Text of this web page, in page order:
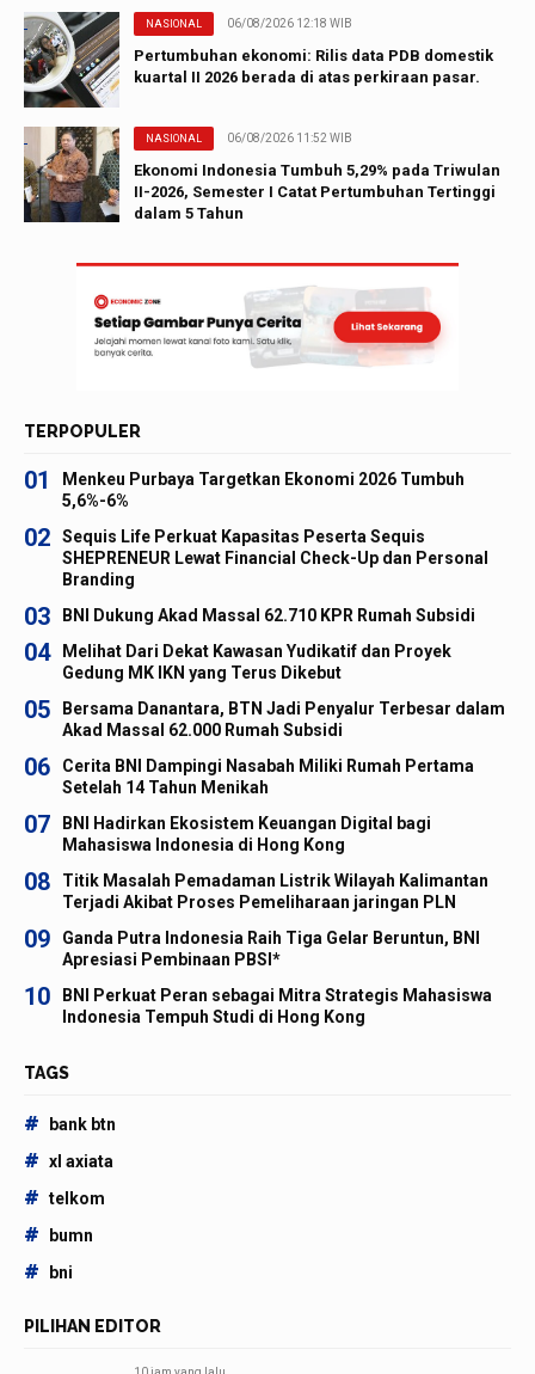
NASIONAL 06/08/2026 12:18 WIB
Pertumbuhan ekonomi: Rilis data PDB domestik
kuartal II 2026 berada di atas perkiraan pasar.
NASIONAL 06/08/2026 11:52 WIB
Ekonomi Indonesia Tumbuh 5,29% pada Triwulan
II-2026, Semester I Catat Pertumbuhan Tertinggi
dalam 5 Tahun
TERPOPULER
01
Menkeu Purbaya Targetkan Ekonomi 2026 Tumbuh
5,6%-6%
02
Sequis Life Perkuat Kapasitas Peserta Sequis
SHEPRENEUR Lewat Financial Check-Up dan Personal
Branding
03 BNI Dukung Akad Massal 62.710 KPR Rumah Subsidi
04
Melihat Dari Dekat Kawasan Yudikatif dan Proyek
Gedung MK IKN yang Terus Dikebut
05
Bersama Danantara, BTN Jadi Penyalur Terbesar dalam
Akad Massal 62.000 Rumah Subsidi
06
Cerita BNI Dampingi Nasabah Miliki Rumah Pertama
Setelah 14 Tahun Menikah
07
BNI Hadirkan Ekosistem Keuangan Digital bagi
Mahasiswa Indonesia di Hong Kong
08
Titik Masalah Pemadaman Listrik Wilayah Kalimantan
Terjadi Akibat Proses Pemeliharaan jaringan PLN
09
Ganda Putra Indonesia Raih Tiga Gelar Beruntun, BNI
Apresiasi Pembinaan PBSI*
10
BNI Perkuat Peran sebagai Mitra Strategis Mahasiswa
Indonesia Tempuh Studi di Hong Kong
TAGS
# bank btn
# xl axiata
# telkom
# bumn
# bni
PILIHAN EDITOR